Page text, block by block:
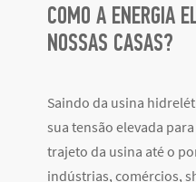
COMO A ENERGIA
NOSSAS CASAS?
Saindo da usina
sua tensão elevada
trajeto da usina até o
indústrias, comércios,